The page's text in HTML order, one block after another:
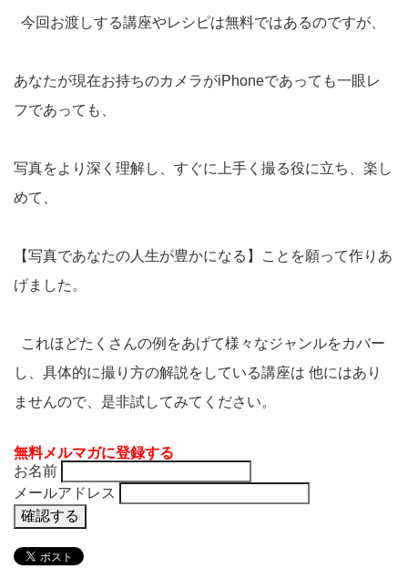
今回お渡しする講座やレシピは無料ではあるのですが、
あなたが現在お持ちのカメラがiPhoneであっても一眼レ
フであっても、
写真をより深く理解し、すぐに上手く撮る役に立ち、楽し
めて、
【写真であなたの人生が豊かになる】ことを願って作りあ
げました。
これほどたくさんの例をあげて様々なジャンルをカバー
し、具体的に撮り方の解説をしている講座は 他にはあり
ませんので、是非試してみてください。
無料メルマガに登録する
お名前
メールアドレス